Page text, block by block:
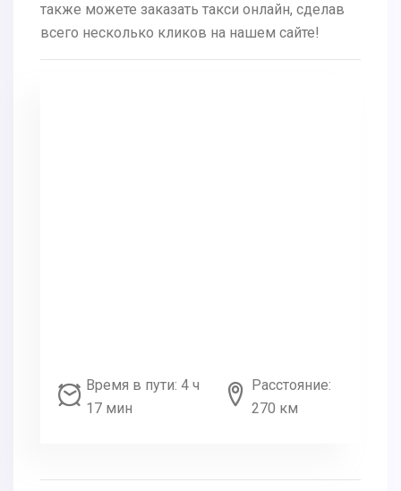
также можете заказать такси онлайн, сделав
всего несколько кликов на нашем сайте!
Время в пути: 4 ч
17 мин
Расстояние:
270 км